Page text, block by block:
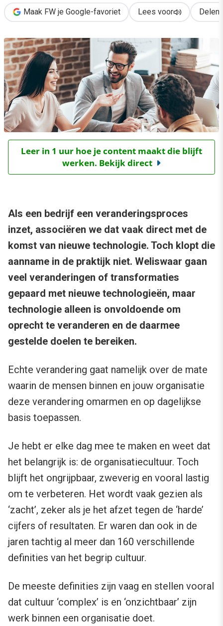
Maak FW je Google-favoriet Lees voor Delen
Leer in 1 uur hoe je content maakt die blijft
werken. Bekijk direct
Als een bedrijf een veranderingsproces
inzet, associëren we dat vaak direct met de
komst van nieuwe technologie. Toch klopt die
aanname in de praktijk niet. Weliswaar gaan
veel veranderingen of transformaties
gepaard met nieuwe technologieën, maar
technologie alleen is onvoldoende om
oprecht te veranderen en de daarmee
gestelde doelen te bereiken.
Echte verandering gaat namelijk over de mate
waarin de mensen binnen en jouw organisatie
deze verandering omarmen en op dagelijkse
basis toepassen.
Je hebt er elke dag mee te maken en weet dat
het belangrijk is: de organisatiecultuur. Toch
blijft het ongrijpbaar, zweverig en vooral lastig
om te verbeteren. Het wordt vaak gezien als
‘zacht’, zeker als je het afzet tegen de ‘harde’
cijfers of resultaten. Er waren dan ook in de
jaren tachtig al meer dan 160 verschillende
definities van het begrip cultuur.
De meeste definities zijn vaag en stellen vooral
dat cultuur ‘complex’ is en ‘onzichtbaar’ zijn
werk binnen een organisatie doet.